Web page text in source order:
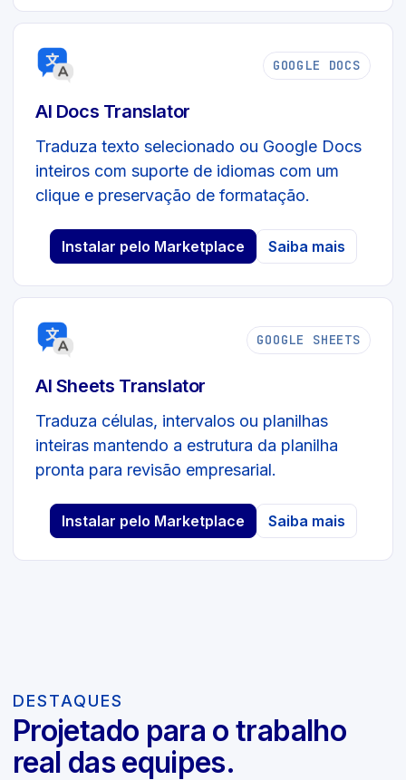
GOOGLE DOCS
AI Docs Translator
Traduza texto selecionado ou Google Docs
inteiros com suporte de idiomas com um
clique e preservação de formatação.
Instalar pelo Marketplace Saiba mais
GOOGLE SHEETS
AI Sheets Translator
Traduza células, intervalos ou planilhas
inteiras mantendo a estrutura da planilha
pronta para revisão empresarial.
Instalar pelo Marketplace Saiba mais
DESTAQUES
Projetado para o trabalho
real das equipes.